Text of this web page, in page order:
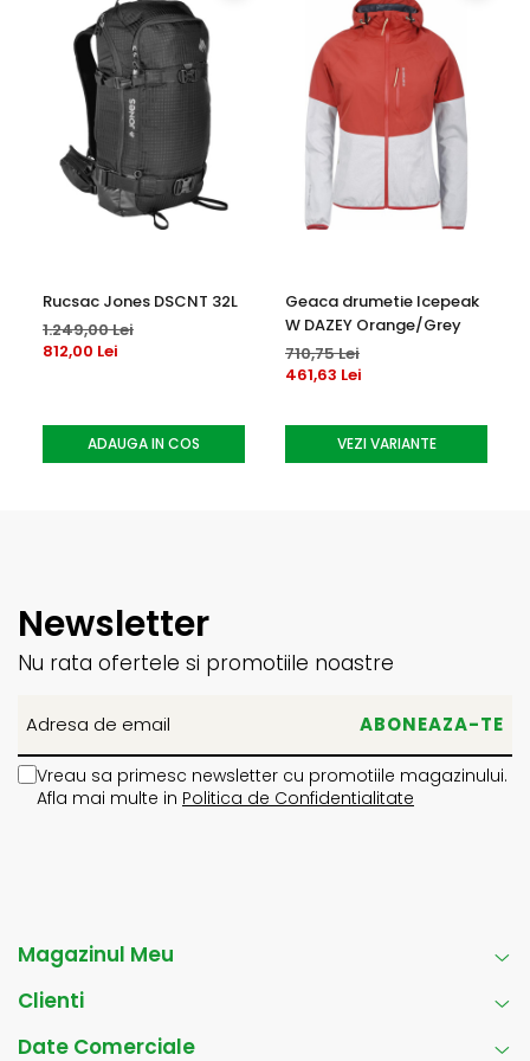
Rucsac Jones DSCNT 32L
1.249,00 Lei
812,00 Lei
ADAUGA IN COS
Geaca drumetie Icepeak
W DAZEY Orange/Grey
710,75 Lei
461,63 Lei
VEZI VARIANTE
Newsletter
Nu rata ofertele si promotiile noastre
Vreau sa primesc newsletter cu promotiile magazinului.
Afla mai multe in Politica de Confidentialitate
Magazinul Meu
Clienti
Date Comerciale